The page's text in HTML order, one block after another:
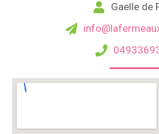
Gaelle de